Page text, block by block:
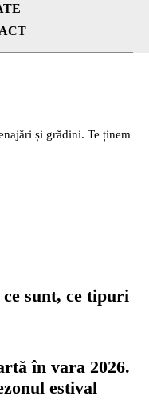
și grădini. Te ținem
sunt, ce tipuri
în vara 2026.
estival